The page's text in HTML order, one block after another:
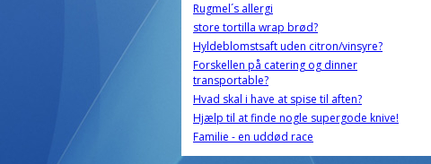
Rugmel´s allergi
store tortilla wrap brød?
Hyldeblomstsaft uden citron/vinsyre?
Forskellen på catering og dinner
transportable?
Hvad skal i have at spise til aften?
Hjælp til at finde nogle supergode knive!
Familie - en uddød race